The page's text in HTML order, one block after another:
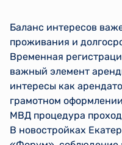
Баланс интересов
проживания и
Временная
важный элемент
интересы как
грамотном
МВД процедура
В новостройках